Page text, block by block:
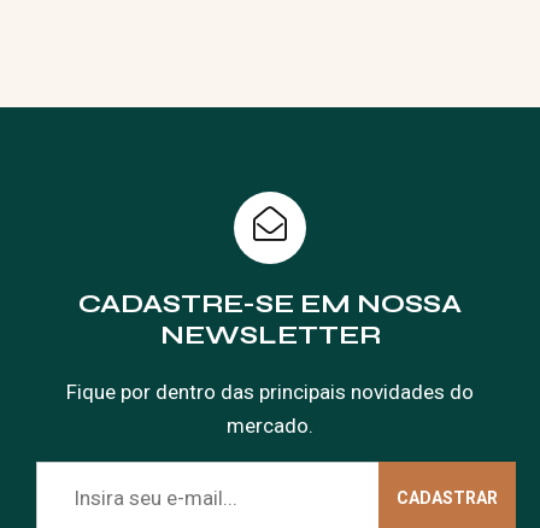
CADASTRE-SE EM NOSSA
NEWSLETTER
Fique por dentro das principais novidades do
mercado.